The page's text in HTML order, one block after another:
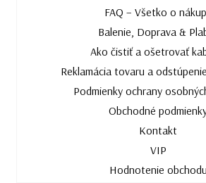
FAQ – Všetko o
Balenie, Doprava &
Ako čistiť a ošetrovať
Reklamácia tovaru a
Podmienky ochrany
Obchodné
Kontakt
VIP
Hodnotenie obchodu